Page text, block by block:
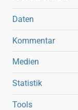
Daten
Kommentar
Medien
Statistik
Tools